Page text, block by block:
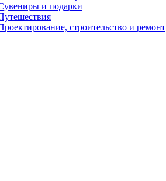
и подарки
строительство и ремонт